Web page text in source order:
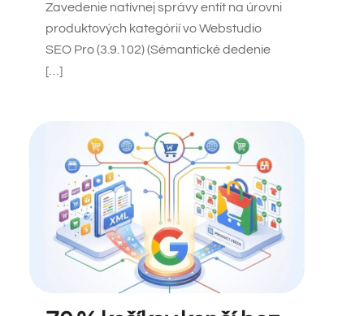
Zavedenie natívnej správy entít na úrovni
produktových kategórií vo Webstudio
SEO Pro (3.9.102) (Sémantické dedenie
[…]